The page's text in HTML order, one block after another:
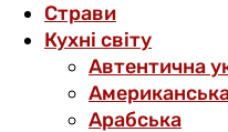
Страви
Кухні світу
Автентична
Арабська